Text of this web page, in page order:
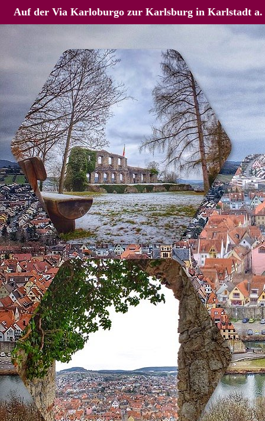
Auf der Via Karloburgo zur Karlsburg in Karlstadt